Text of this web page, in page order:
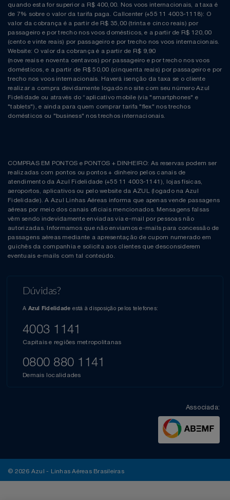
quando esta for superior a R$ 400,00. Nos voos internacionais, a taxa é
de 7% sobre o valor da tarifa paga. Callcenter (+55 11 4003-1118): O
valor da cobrança é a partir de R$ 35,00 (trinta e cinco reais) por
passageiro e por trecho nos voos domésticos, e a partir de R$ 120,00
(cento e vinte reais) por passageiro e por trecho nos voos internacionais.
Website: O valor da cobrança é a partir de R$ 9,90
(nove reais e noventa centavos) por passageiro e por trecho nos voos
domésticos, e a partir de R$ 50,00 (cinquenta reais) por passageiro e por
trecho nos voos internacionais. Haverá isenção da taxa se o cliente
realizar a compra devidamente logado no site com seu número Azul
Fidelidade ou através do “aplicativo mobile (via "smartphones" e
"tablets"), e ainda para quem comprar tarifa "flex" nos trechos
domésticos ou "business" nos trechos internacionais.
COMPRAS EM PONTOS e PONTOS + DINHEIRO: As reservas podem ser
realizadas com pontos ou pontos + dinheiro pelos canais de
atendimento da Azul Fidelidade (+55 11 4003-1141), lojas físicas,
aeroportos, aplicativos ou pelo website da AZUL (logado na Azul
Fidelidade). A Azul Linhas Aéreas informa que apenas vende passagens
aéreas por meio dos canais oficiais mencionados. Mensagens falsas
vêm sendo indevidamente enviadas via e-mail por pessoas não
autorizadas. Informamos que não enviamos e-mails para concessão de
passagens aéreas mediante a apresentação de cupom numerado em
guichês da companhia e solicita aos clientes que desconsiderem
eventuais e-mails com tal conteúdo.
Dúvidas?
A Azul Fidelidade está à disposição pelos telefones:
4003 1141
Capitais e regiões metropolitanas
0800 880 1141
Demais localidades
Associada:
© 2026 Azul - Linhas Aéreas Brasileiras